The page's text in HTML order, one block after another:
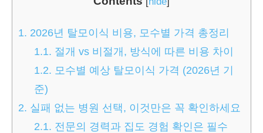
1. 2026년 탈모이식 비용, 모수별 가격 총정리
1.1. 절개 vs 비절개, 방식에 따른 비용 차이
1.2. 모수별 예상 탈모이식 가격 (2026년 기
준)
2. 실패 없는 병원 선택, 이것만은 꼭 확인하세요
2.1. 전문의 경력과 집도 경험 확인은 필수